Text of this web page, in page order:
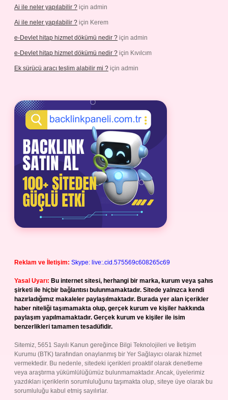
Ai ile neler yapılabilir ? için admin
Ai ile neler yapılabilir ? için Kerem
e-Devlet hitap hizmet dökümü nedir ? için admin
e-Devlet hitap hizmet dökümü nedir ? için Kıvılcım
Ek sürücü aracı teslim alabilir mi ? için admin
Reklam ve İletişim: Skype: live:.cid.575569c608265c69
Yasal Uyarı: Bu internet sitesi, herhangi bir marka, kurum veya şahıs
şirketi ile hiçbir bağlantısı bulunmamaktadır. Sitede yalnızca kendi
hazırladığımız makaleler paylaşılmaktadır. Burada yer alan içerikler
haber niteliği taşımamakta olup, gerçek kurum ve kişiler hakkında
paylaşım yapılmamaktadır. Gerçek kurum ve kişiler ile isim
benzerlikleri tamamen tesadüfidir.
Sitemiz, 5651 Sayılı Kanun gereğince Bilgi Teknolojileri ve İletişim
Kurumu (BTK) tarafından onaylanmış bir Yer Sağlayıcı olarak hizmet
vermektedir. Bu nedenle, sitedeki içerikleri proaktif olarak denetleme
veya araştırma yükümlülüğümüz bulunmamaktadır. Ancak, üyelerimiz
yazdıkları içeriklerin sorumluluğunu taşımakta olup, siteye üye olarak bu
sorumluluğu kabul etmiş sayılırlar.